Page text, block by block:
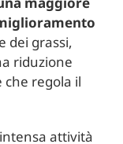
dei grassi,
riduzione
regola il
attività